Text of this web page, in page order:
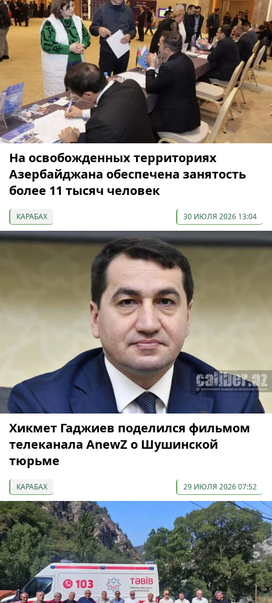
На освобожденных территориях
Азербайджана обеспечена занятость
более 11 тысяч человек
КАРАБАХ 30 ИЮЛЯ 2026 13:04
Хикмет Гаджиев поделился фильмом
телеканала AnewZ о Шушинской
тюрьме
КАРАБАХ 29 ИЮЛЯ 2026 07:52